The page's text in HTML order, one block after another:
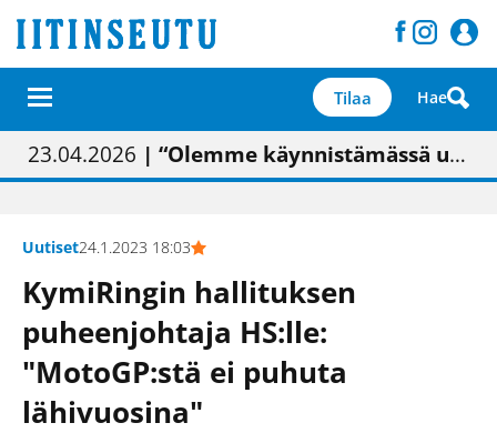
Tilaa Hae
01.02.2026 | Painon vaihtumisen pitäisi näkyä hieman parempana painojäljen laatuna lehdessä
05.02.2026 | Uudistettu kunnantalo on valoisa
23.04.2026 | “Olemme käynnistämässä uudelleen keskustavisiotyön”
09.05.2026| "Maalla on totuttu elämään omavaraisemmin kuin kaupungissa"
Uutiset24.1.2023 18:03
KymiRingin hallituksen
puheenjohtaja HS:lle:
"MotoGP:stä ei puhuta
lähivuosina"